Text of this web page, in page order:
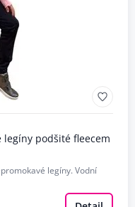
podšité fleecem
legíny. Vodní